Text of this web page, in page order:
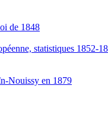
de 1848
statistiques 1852-
Nouissy en 1879